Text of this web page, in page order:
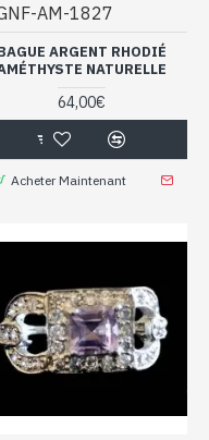
AM-1827
ARGENT RHODIÉ
NATURELLE
64,00€
Acheter Maintenant